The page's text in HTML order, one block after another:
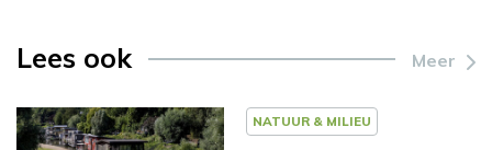
Lees ook Meer
NATUUR & MILIEU